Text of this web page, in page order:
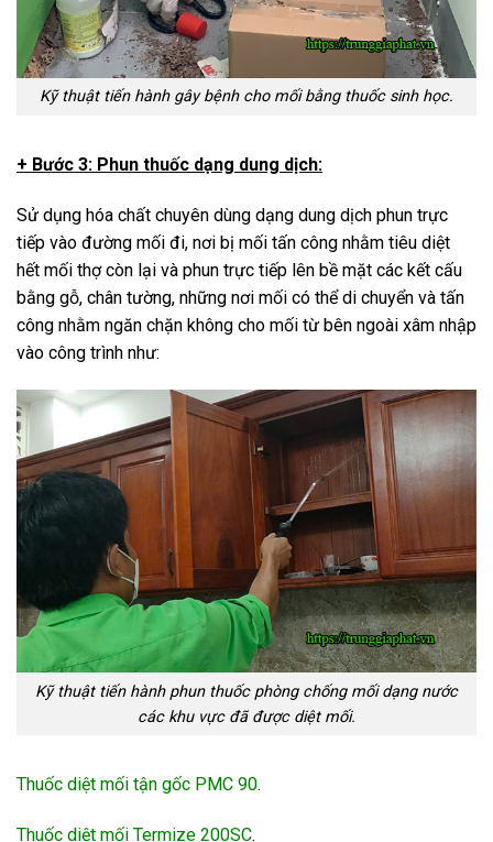
Kỹ thuật tiến hành gây bệnh cho mối bằng thuốc sinh học.
+ Bước 3: Phun thuốc dạng dung dịch:
Sử dụng hóa chất chuyên dùng dạng dung dịch phun trực
tiếp vào đường mối đi, nơi bị mối tấn công nhằm tiêu diệt
hết mối thợ còn lại và phun trực tiếp lên bề mặt các kết cấu
bằng gỗ, chân tường, những nơi mối có thể di chuyển và tấn
công nhằm ngăn chặn không cho mối từ bên ngoài xâm nhập
vào công trình như:
Kỹ thuật tiến hành phun thuốc phòng chống mối dạng nước
các khu vực đã được diệt mối.
Thuốc diệt mối tận gốc PMC 90.
Thuốc diệt mối Termize 200SC.